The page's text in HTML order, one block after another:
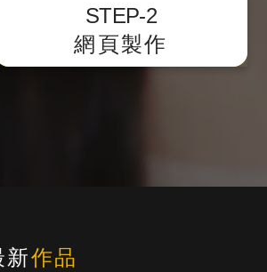
STEP-2
網頁製作
將視覺設計稿轉換成網頁的格
式。
新作品